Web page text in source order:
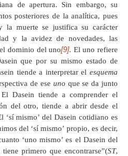
de apertura. Sin embargo, su
posteriores de la analítica, pues
muerte se justifica su carácter
y la avidez de novedades, las
dominio del uno[9]. El uno refiere
que por su mismo estado de
tiende a interpretar elesquema
de ese uno que se da junto
El Dasein tiende a comprender el
del otro, tiende a abrir desde el
‘sí mismo’ del Dasein cotidiano es
del ‘sí mismo’ propio, es decir,
‘uno mismo’ es el Dasein del
primero que encontrarse”(ST,